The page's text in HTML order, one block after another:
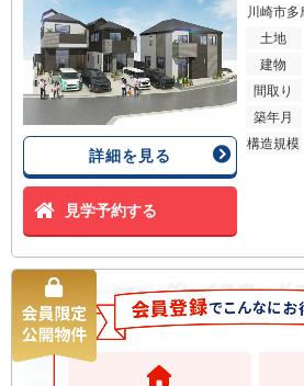
詳細を見る
見学予約する
川崎市
土地
建物
間取り
築年月
構造規模
新築一戸建て
グレイスウッド
丁目 新築一戸建て